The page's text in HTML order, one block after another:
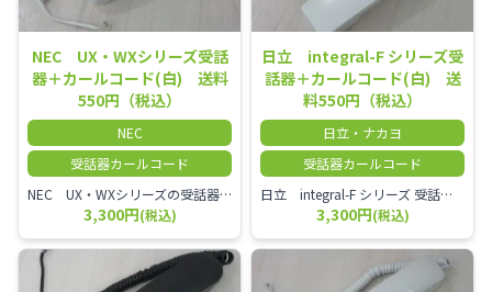
NEC UX・WXシリーズ受話
器＋カールコード(白) 送料
550円（税込）
NEC
受話器カールコード
NEC UX・WXシリーズの受話器とカールコードセット／本商品は中古品となります。 写真では分かりにくいキズ・汚れなどの使用感があります。 経年変化で日焼けの色味が強くなる場合がございます。 予めご理解・ご了承頂きますようお願いいたします。
3,300円(税込)
日立 integral-F シリーズ受
話器＋カールコード(白) 送
料550円（税込）
日立・ナカヨ
受話器カールコード
日立 integral-F シリーズ 受話器＋カールコード セット（白）／本商品は中古品となります。 写真では分かりにくいキズ・汚れなどの使用感があります。 経年変化で日焼けの色味が強くなる場合がございます。 予めご理解・ご了承頂きますようお願いいたします。
3,300円(税込)